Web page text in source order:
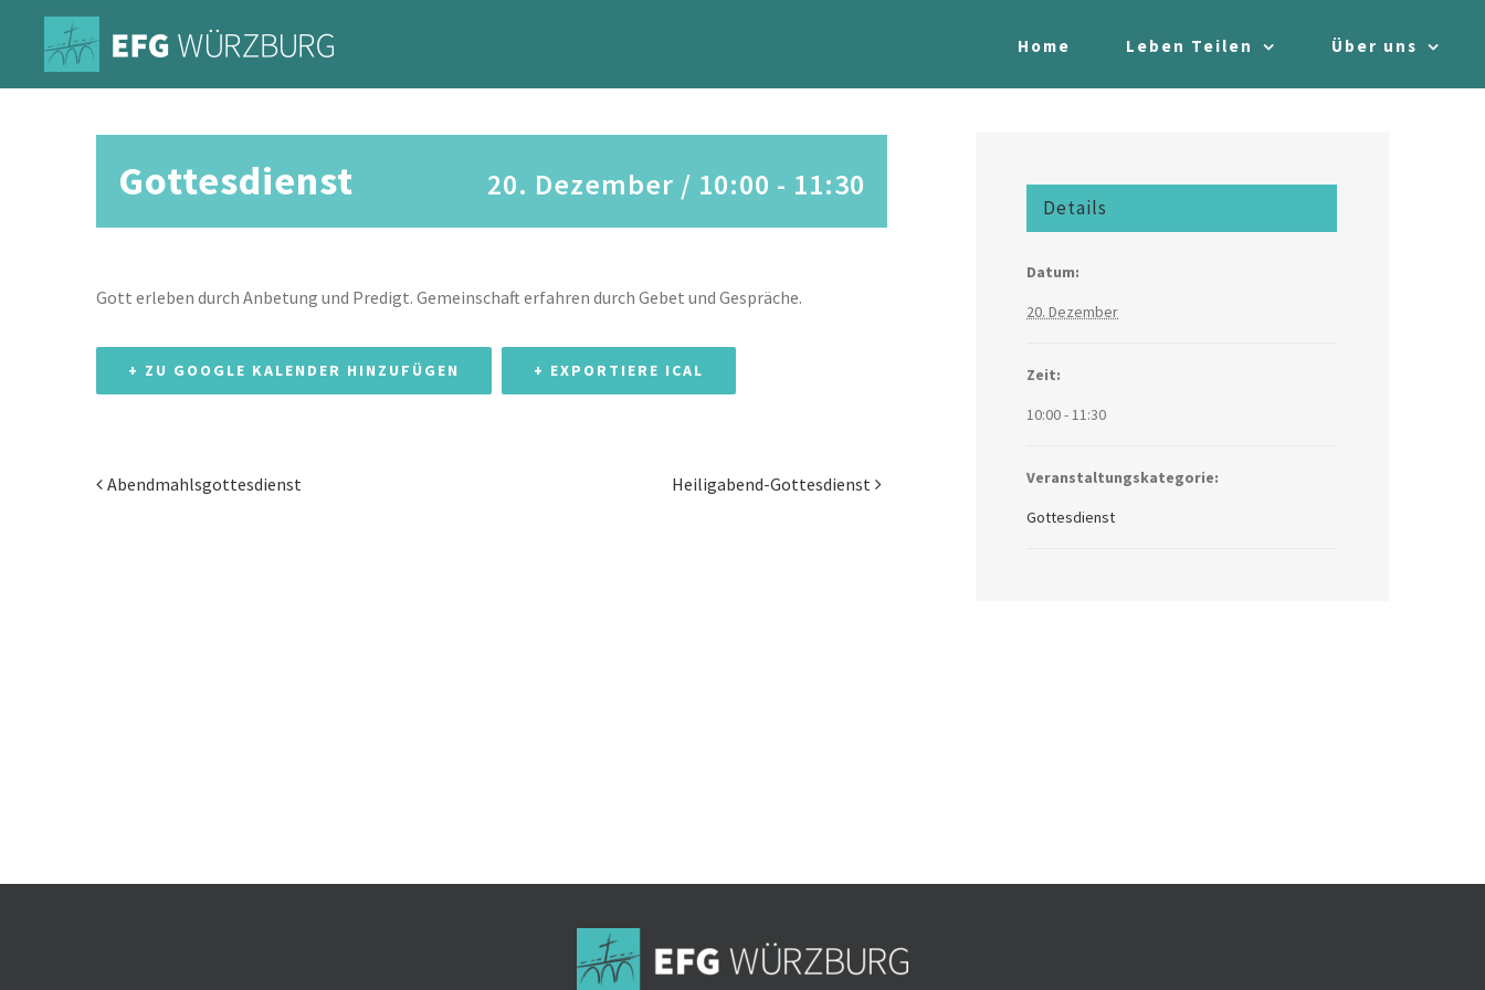
Inhalt
Home Leben Teilen Über uns
Gottesdienst 20. Dezember / 10:00 - 11:30
Gott erleben durch Anbetung und Predigt. Gemeinschaft erfahren durch Gebet und Gespräche.
+ ZU GOOGLE KALENDER HINZUFÜGEN + EXPORTIERE ICAL
Veranstaltung
Abendmahlsgottesdienst Heiligabend-Gottesdienst
Details
Datum:
20. Dezember
Zeit:
10:00 - 11:30
Veranstaltungskategorie:
Gottesdienst